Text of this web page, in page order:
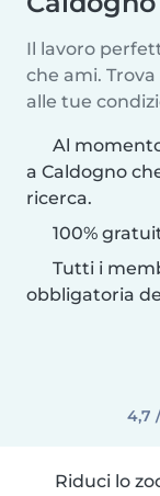
Il lavoro
che ami.
alle tue
Al
a Caldogno
ricerca.
100%
Tutti i
obbligatoria
4,7
Riduci lo